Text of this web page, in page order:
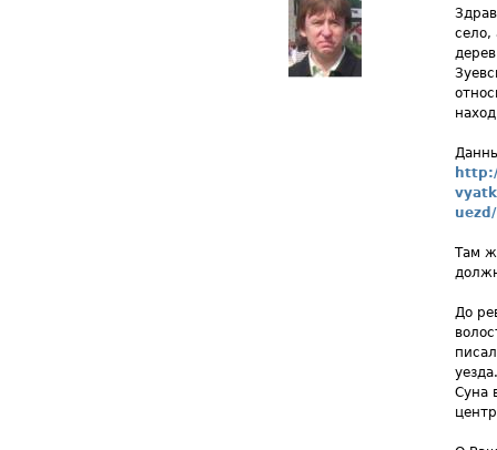
село,
Там
До
Суна